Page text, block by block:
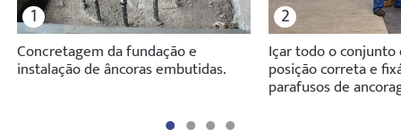
1
Concretagem da fundação e
instalação de âncoras embutidas.
2
Içar todo o conjunto
posição correta e
parafusos de